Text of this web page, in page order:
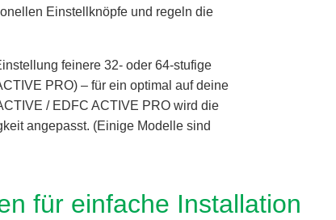
Einstellknöpfe und regeln die
feinere 32- oder 64-stufige
PRO) – für ein optimal auf deine
/ EDFC ACTIVE PRO wird die
angepasst. (Einige Modelle sind
für einfache Installation